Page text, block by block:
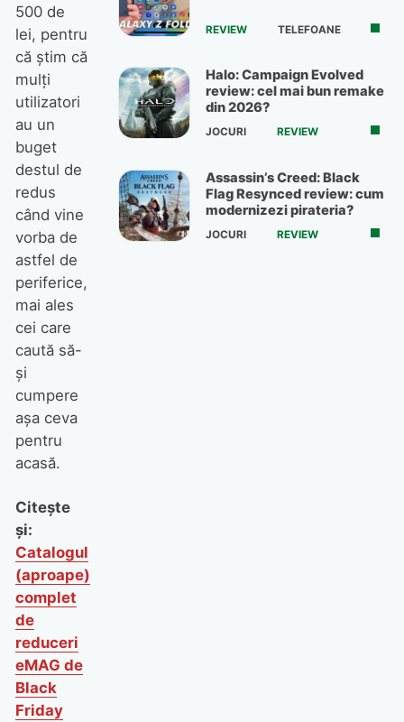
500 de
lei, pentru
că știm că
mulți
utilizatori
au un
buget
destul de
redus
când vine
vorba de
astfel de
periferice,
mai ales
cei care
caută să-
și
cumpere
așa ceva
pentru
acasă.
Citește
și:
Catalogul
(aproape)
complet
de
reduceri
eMAG de
Black
Friday
REVIEW TELEFOANE
Halo: Campaign Evolved
review: cel mai bun remake
din 2026?
JOCURI REVIEW
Assassin’s Creed: Black
Flag Resynced review: cum
modernizezi pirateria?
JOCURI REVIEW